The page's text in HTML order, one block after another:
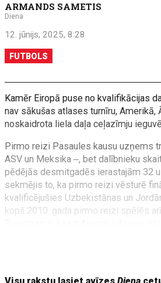
ARMANDS SAMETIS
Diena
12. jūnijs, 2025, 8:28
FUTBOLS
Kamēr Eiropā puse no kvalifikācijas
nav sākušas atlases turnīru, Amerikā,
noskaidrota liela daļa ceļazīmju
Pirmo reizi Pasaules kausu uzņems
ASV un Meksika ‒, bet dalībnieku
pēdējās desmitgadēs ierastajām 32
sekmējis to, ka pirmo reizi vēsturē
kvalificējušies Uzbekistānas un
kopš 2010. gada pirmo reizi spēlēs